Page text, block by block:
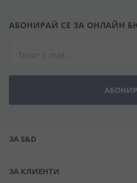
АБОНИРАЙ СЕ ЗА ОНЛАЙН
ЗА S&D
ЗА КЛИЕНТИ